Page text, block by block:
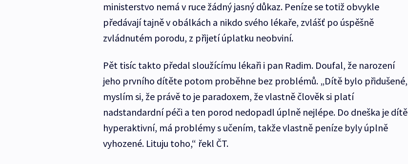
ministerstvo nemá v ruce žádný jasný důkaz. Peníze se totiž obvykle
předávají tajně v obálkách a nikdo svého lékaře, zvlášť po úspěšně
zvládnutém porodu, z přijetí úplatku neobviní.
Pět tisíc takto předal sloužícímu lékaři i pan Radim. Doufal, že narození
jeho prvního dítěte potom proběhne bez problémů. „Dítě bylo přidušené,
myslím si, že právě to je paradoxem, že vlastně člověk si platí
nadstandardní péči a ten porod nedopadl úplně nejlépe. Do dneška je dítě
hyperaktivní, má problémy s učením, takže vlastně peníze byly úplně
vyhozené. Lituju toho,“ řekl ČT.